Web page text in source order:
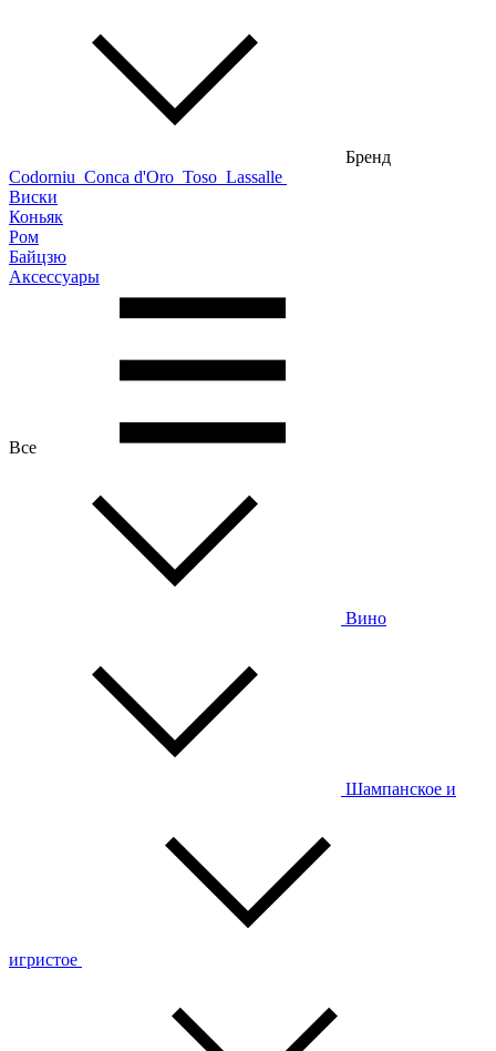
Бренд
Codorniu Conca d'Oro Toso Lassalle
Виски
Коньяк
Ром
Байцзю
Аксессуары
Все
Вино
Шампанское и
игристое